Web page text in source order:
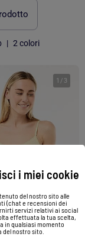
i miei cookie
del nostro sito alle
(chat e recensioni dei
servizi relativi ai social
effettuata la tua scelta,
in qualsiasi momento
del nostro sito.
| 2 colori
1 / 3